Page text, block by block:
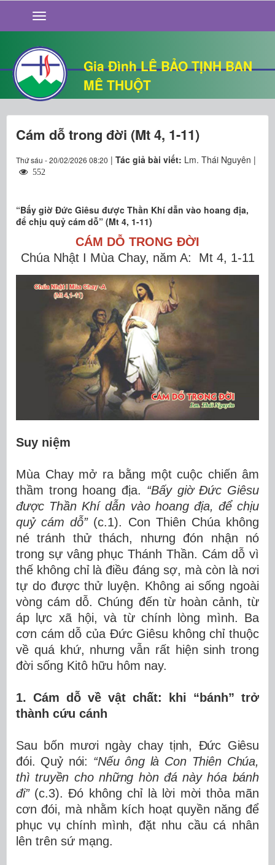
Gia Đình LÊ BẢO TỊNH BAN
MÊ THUỘT
GIỚI THIỆU
TIN TỨC
SỐNG ĐẠO
CHUYỆN NHÀ
QUÁN VĂN
THƯ GIÃN
Cám dỗ trong đời (Mt 4, 1-11)
Thứ sáu - 20/02/2026 08:20 | Tác giả bài viết: Lm. Thái Nguyên |
552
“Bấy giờ Đức Giêsu được Thần Khí dẫn vào hoang địa,
để chịu quỷ cám dỗ” (Mt 4, 1-11)
CÁM DỖ TRONG ĐỜI
Chúa Nhật I Mùa Chay, năm A: Mt 4, 1-11
Suy niệm
Mùa Chay mở ra bằng một cuộc chiến âm
thầm trong hoang địa. “Bấy giờ Đức Giêsu
được Thần Khí dẫn vào hoang địa, để chịu
quỷ cám dỗ”(c.1). Con Thiên Chúa không
né tránh thử thách, nhưng đón nhận nó
trong sự vâng phục Thánh Thần. Cám dỗ vì
thế không chỉ là điều đáng sợ, mà còn là nơi
tự do được thử luyện. Không ai sống ngoài
vòng cám dỗ. Chúng đến từ hoàn cảnh, từ
áp lực xã hội, và từ chính lòng mình. Ba
cơn cám dỗ của Đức Giêsu không chỉ thuộc
về quá khứ, nhưng vẫn rất hiện sinh trong
đời sống Kitô hữu hôm nay.
1. Cám dỗ về vật chất: khi “bánh” trở
thành cứu cánh
Sau bốn mươi ngày chay tịnh, Đức Giêsu
đói. Quỷ nói: “Nếu ông là Con Thiên Chúa,
thì truyền cho những hòn đá này hóa bánh
đi”(c.3). Đó không chỉ là lời mời thỏa mãn
cơn đói, mà nhằm kích hoạt quyền năng để
phục vụ chính mình, đặt nhu cầu cá nhân
lên trên sứ mạng.